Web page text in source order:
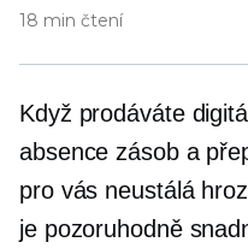
18 min čtení
Když prodáváte
absence zásob a
pro vás neustálá
je pozoruhodně